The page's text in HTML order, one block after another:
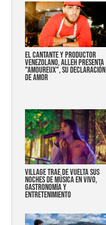
EL CANTANTE Y PRODUCTOR
VENEZOLANO, ALLEH PRESENTA
"AMOUREUX", SU DECLARACIÓN
DE AMOR
Village trae de vuelta sus
noches de música en vivo,
gastronomía y
entretenimiento